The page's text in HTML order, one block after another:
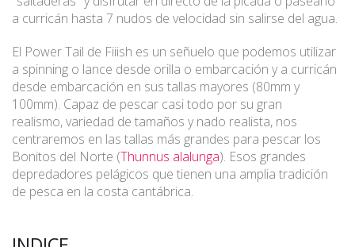
a curricán hasta 7 nudos de velocidad sin salirse del agua.
El Power Tail de Fiiish es un señuelo que podemos utilizar
a spinning o lance desde orilla o embarcación y a curricán
desde embarcación en sus tallas mayores (80mm y
100mm). Capaz de pescar casi todo por su gran
realismo, variedad de tamaños y nado realista, nos
centraremos en las tallas más grandes para pescar los
Bonitos del Norte (Thunnus alalunga). Esos grandes
depredadores pelágicos que tienen una amplia tradición
de pesca en la costa cantábrica.